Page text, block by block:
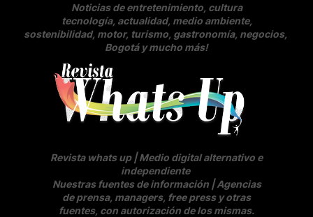
Noticias de entretenimiento, cultura
tecnología, actualidad, medio ambiente,
sostenibilidad, motor, turismo, gastronomía, negocios,
Bogotá y mucho más!
Revista whats up | Medio digital alternativo e
independiente
Nuestras fuentes de información | Agencias
de prensa, managers, free press y otras
fuentes, con autorización de los mismas.